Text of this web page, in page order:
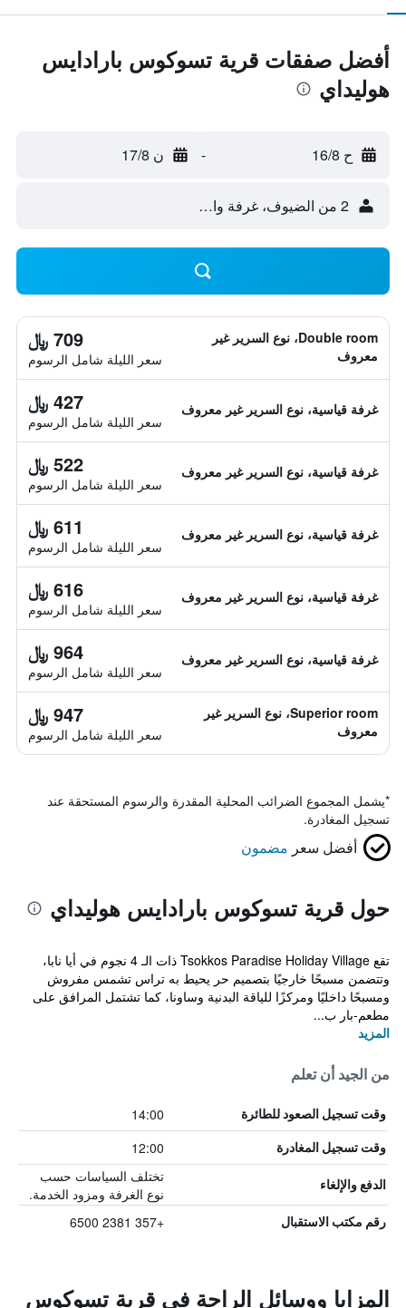
أفضل صفقات قرية تسوكوس بارادايس
هوليداي
ح 16/8 - ن 17/8
2 من الضيوف، غرفة واحدة
Double room، نوع السرير غير
معروف
709 ﷼
سعر الليلة شامل الرسوم
غرفة قياسية، نوع السرير غير معروف 427 ﷼
سعر الليلة شامل الرسوم
غرفة قياسية، نوع السرير غير معروف 522 ﷼
سعر الليلة شامل الرسوم
غرفة قياسية، نوع السرير غير معروف 611 ﷼
سعر الليلة شامل الرسوم
غرفة قياسية، نوع السرير غير معروف 616 ﷼
سعر الليلة شامل الرسوم
غرفة قياسية، نوع السرير غير معروف 964 ﷼
سعر الليلة شامل الرسوم
Superior room، نوع السرير غير
معروف
947 ﷼
سعر الليلة شامل الرسوم
*يشمل المجموع الضرائب المحلية المقدرة والرسوم المستحقة عند
تسجيل المغادرة.
أفضل سعر مضمون
حول قرية تسوكوس بارادايس هوليداي
تقع Tsokkos Paradise Holiday Village ذات الـ 4 نجوم في أيا نابا،
وتتضمن مسبحًا خارجيًا بتصميم حر يحيط به تراس تشمس مفروش
ومسبحًا داخليًا ومركزًا للياقة البدنية وساونا، كما تشتمل المرافق على
مطعم-بار ب...
المزيد
من الجيد أن تعلم
وقت تسجيل الصعود للطائرة 14:00
وقت تسجيل المغادرة 12:00
الدفع والإلغاء
تختلف السياسات حسب
نوع الغرفة ومزود الخدمة.
رقم مكتب الاستقبال +357 2381 6500
المزايا ووسائل الراحة في قرية تسوكوس